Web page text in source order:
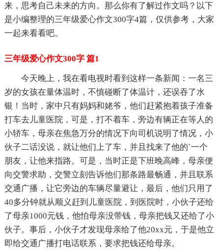
来，思考自己未来的方向。那么你有了解过作文吗？以下
是小编整理的三年级爱心作文300字4篇，仅供参考，大家
一起来看看吧。
三年级爱心作文300字 篇1
今天晚上，我在看电视时看到这样一条新闻：一名三
岁的女孩在量体温时，不慎碰断了体温计，还误吞了水
银！当时，家中只有妈妈和姥爷，他们赶紧抱着孩子准备
打车去儿童医院，可是，打不着车，旁边有辆正在等人的
小轿车，母亲在焦急万分的情况下向司机说明了情况，小
伙子二话没说，就让他们上了车，并且找来了他的`一个
朋友，让他来指路。可是，当时正是下班晚高峰，母亲便
向交警求助，交警立刻告诉他们那条路最畅通，并且联系
交通广播，让它旁边的车辆尽量避让，最后，他们只用了
40多分钟就从顺义赶到儿童医院，到医院时，小伙子还给
了母亲1000元钱，他怕母亲没带钱，母亲把钱又还给了小
伙子。事后，小伙子才发现母亲给了他20xx元，于是他立
即给交通广播打电话联系，要求把钱还给母亲。